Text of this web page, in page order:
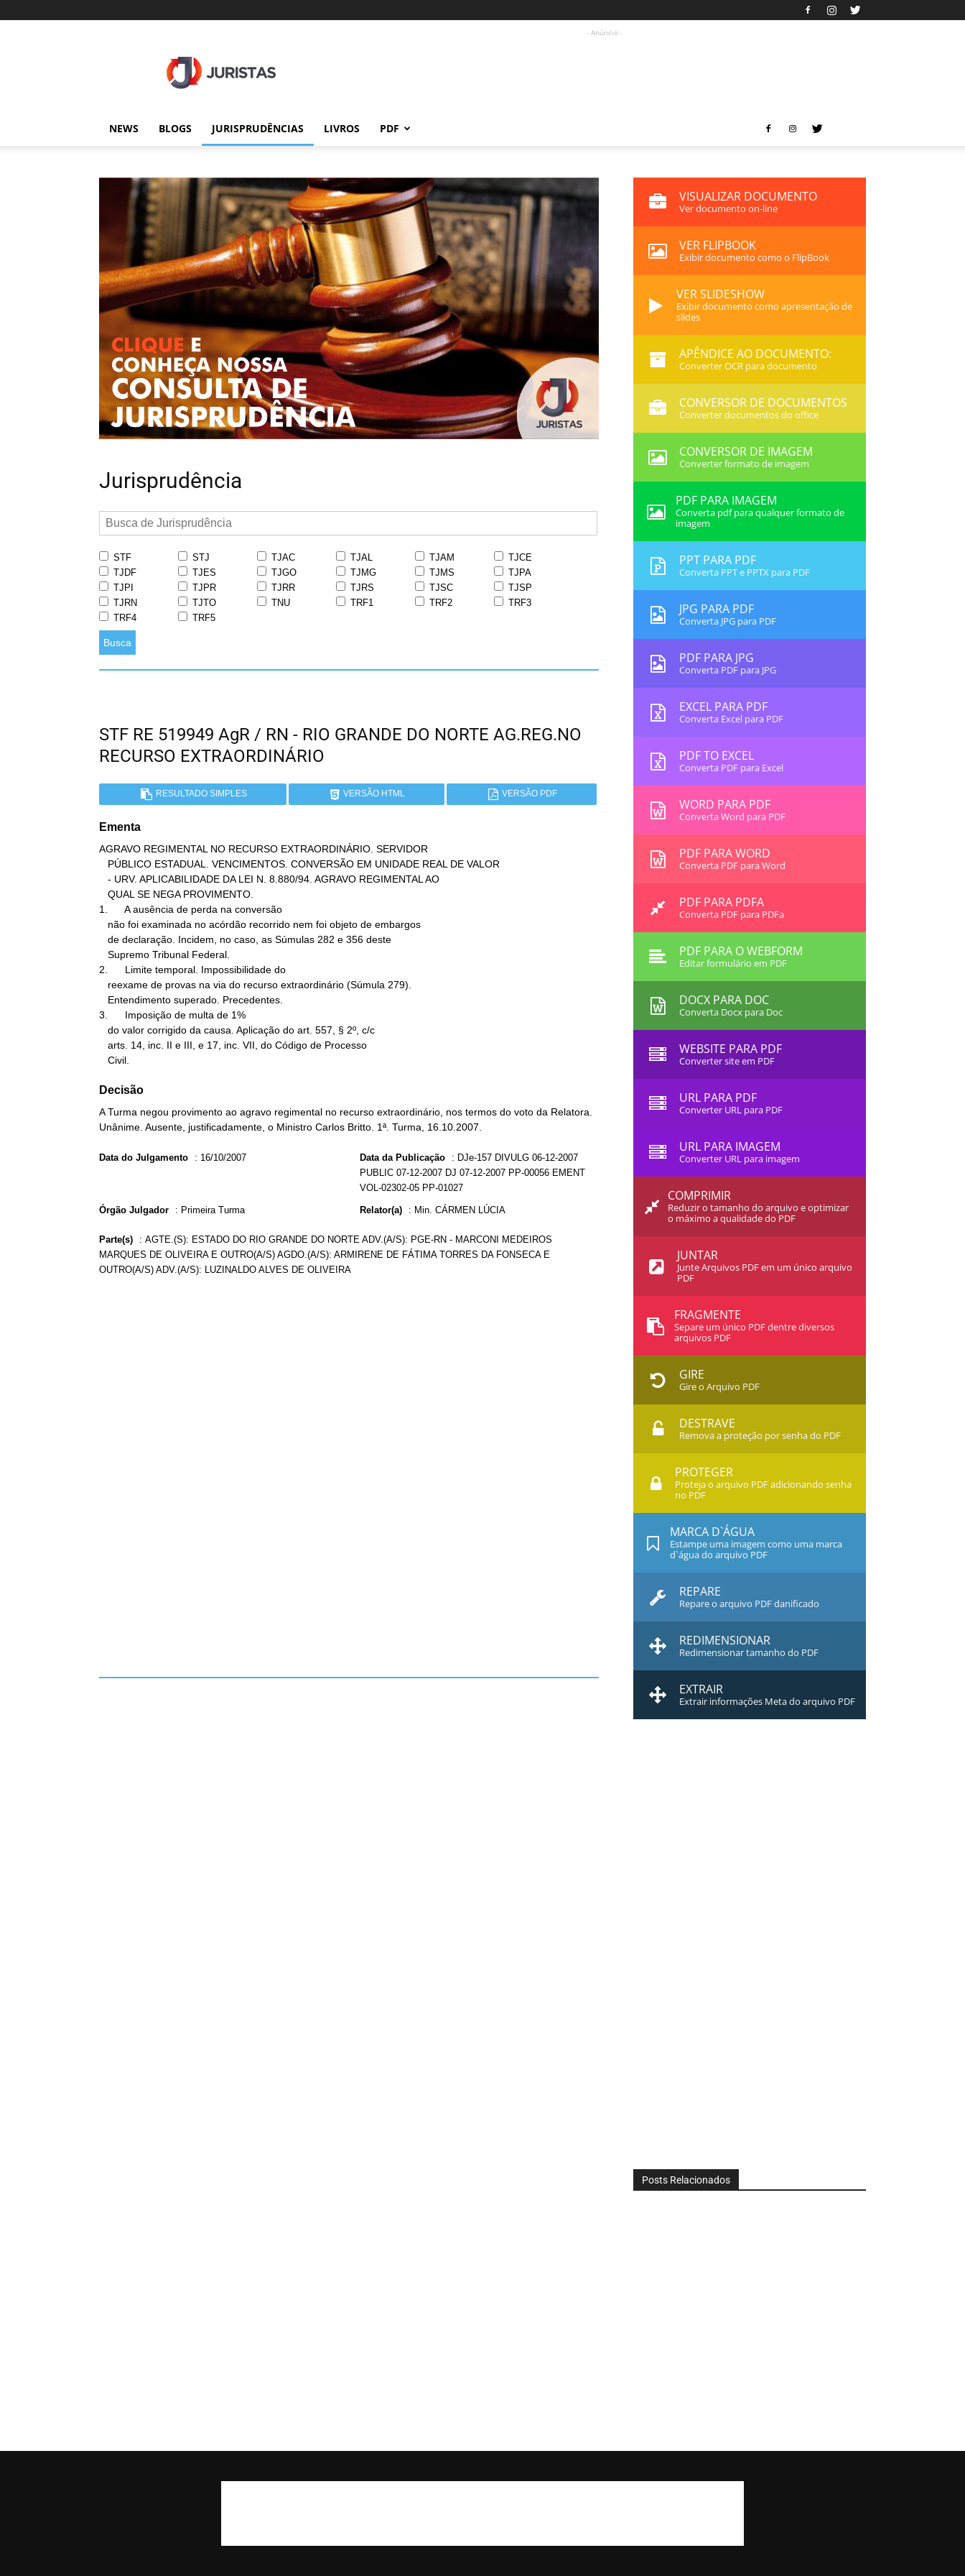
- Anúncio -
NEWS BLOGS JURISPRUDÊNCIAS LIVROS PDF
Jurisprudência
STF STJ TJAC TJAL TJAM
TJCE
TJDF
TJES TJGO TJMG TJMS
TJPA
TJPI
TJPR TJRR TJRS TJSC
TJSP
TJRN
TJTO TNU TRF1 TRF2
TRF3
TRF4
TRF5
Busca
STF RE 519949 AgR / RN - RIO GRANDE DO NORTE AG.REG.NO
RECURSO EXTRAORDINÁRIO
RESULTADO SIMPLES VERSÃO HTML VERSÃO PDF
Ementa
AGRAVO REGIMENTAL NO RECURSO EXTRAORDINÁRIO. SERVIDOR
1.      A ausência de perda na conversão
2.      Limite temporal. Impossibilidade do
3.      Imposição de multa de 1%
   Civil.
Decisão
A Turma negou provimento ao agravo regimental no recurso extraordinário, nos termos do voto da Relatora.
Unânime. Ausente, justificadamente, o Ministro Carlos Britto. 1ª. Turma, 16.10.2007.
Data do Julgamento : 16/10/2007 Data da Publicação : DJe-157 DIVULG 06-12-2007
PUBLIC 07-12-2007 DJ 07-12-2007 PP-00056 EMENT
VOL-02302-05 PP-01027
Órgão Julgador : Primeira Turma Relator(a) : Min. CÁRMEN LÚCIA
Parte(s) : AGTE.(S): ESTADO DO RIO GRANDE DO NORTE ADV.(A/S): PGE-RN - MARCONI MEDEIROS
MARQUES DE OLIVEIRA E OUTRO(A/S) AGDO.(A/S): ARMIRENE DE FÁTIMA TORRES DA FONSECA E
OUTRO(A/S) ADV.(A/S): LUZINALDO ALVES DE OLIVEIRA
VISUALIZAR DOCUMENTO
Ver documento on-line
VER FLIPBOOK
Exibir documento como o FlipBook
VER SLIDESHOW
Exibir documento como apresentação de
slides
APÊNDICE AO DOCUMENTO:
Converter OCR para documento
CONVERSOR DE DOCUMENTOS
Converter documentos do office
CONVERSOR DE IMAGEM
Converter formato de imagem
PDF PARA IMAGEM
Converta pdf para qualquer formato de
imagem
PPT PARA PDF
Converta PPT e PPTX para PDF
JPG PARA PDF
Converta JPG para PDF
PDF PARA JPG
Converta PDF para JPG
EXCEL PARA PDF
Converta Excel para PDF
PDF TO EXCEL
Converta PDF para Excel
WORD PARA PDF
Converta Word para PDF
PDF PARA WORD
Converta PDF para Word
PDF PARA PDFA
Converta PDF para PDFa
PDF PARA O WEBFORM
Editar formulário em PDF
DOCX PARA DOC
Converta Docx para Doc
WEBSITE PARA PDF
Converter site em PDF
URL PARA PDF
Converter URL para PDF
URL PARA IMAGEM
Converter URL para imagem
COMPRIMIR
Reduzir o tamanho do arquivo e optimizar
o máximo a qualidade do PDF
JUNTAR
Junte Arquivos PDF em um único arquivo
PDF
FRAGMENTE
Separe um único PDF dentre diversos
arquivos PDF
GIRE
Gire o Arquivo PDF
DESTRAVE
Remova a proteção por senha do PDF
PROTEGER
Proteja o arquivo PDF adicionando senha
no PDF
MARCA D`ÁGUA
Estampe uma imagem como uma marca
d`água do arquivo PDF
REPARE
Repare o arquivo PDF danificado
REDIMENSIONAR
Redimensionar tamanho do PDF
EXTRAIR
Extrair informações Meta do arquivo PDF
Posts Relacionados